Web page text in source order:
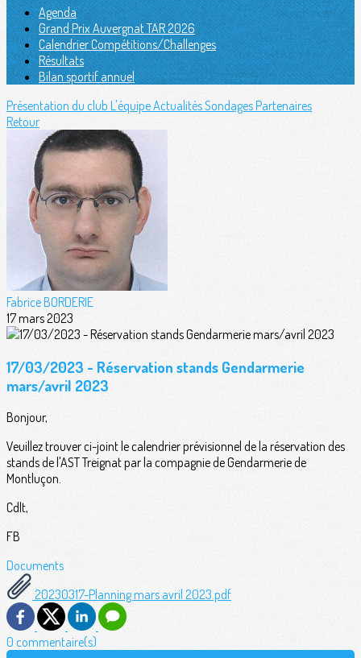
Agenda
Grand Prix Auvergnat TAR 2026
Calendrier Compétitions/Challenges
Résultats
Bilan sportif annuel
Présentation du club L'équipeActualitésSondagesPartenaires
Retour
Fabrice BORDERIE
17 mars 2023
17/03/2023 - Réservation stands Gendarmerie
mars/avril 2023
Bonjour,
Veuillez trouver ci-joint le calendrier prévisionnel de la réservation des
stands de l'AST Treignat par la compagnie de Gendarmerie de
Montluçon.
Cdlt,
FB
Documents
20230317-Planning mars avril 2023.pdf
0 commentaire(s)